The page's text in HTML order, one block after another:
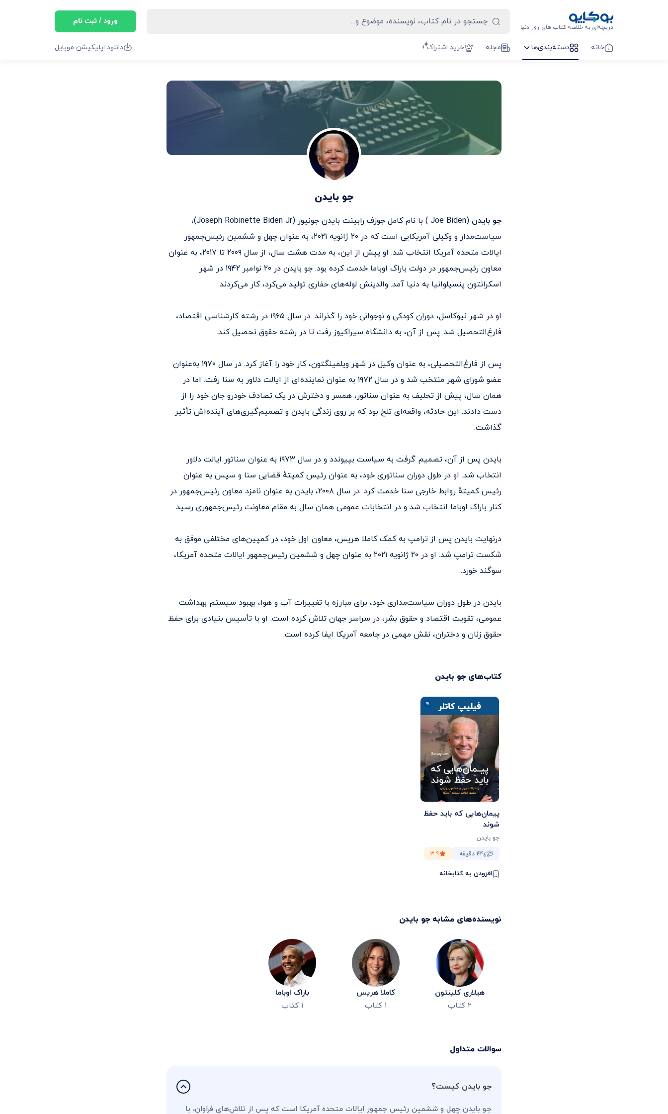
دریچه‌ای به خلاصه کتاب های روز دنیا
ورود / ثبت نام
خانه دسته‌بندی‌ها مجله خرید اشتراک دانلود اپلیکیشن موبایل
جو بایدن
جو بایدن
(Joe Biden ) با نام کامل جوزف رابینت بایدن جونیور (Joseph Robinette Biden Jr)،
سیاست‌مدار و وکیلی آمریکایی است که در ۲۰ ژانویه ۲۰۲۱، به عنوان چهل و ششمین رئیس‌جمهور
ایالات متحده آمریکا انتخاب شد. او پیش از این، به مدت هشت سال، از سال ۲۰۰۹ تا ۲۰۱۷، به عنوان
معاون رئیس‌جمهور در دولت باراک اوباما خدمت کرده بود. جو بایدن در ۲۰ نوامبر ۱۹۴۲ در شهر
اسکرانتون پنسیلوانیا به دنیا آمد. والدینش لوله‌های حفاری تولید می‌کرد، کار می‌کردند.
او در شهر نیوکاسل، دوران کودکی و نوجوانی خود را گذراند. در سال ۱۹۶۵ در رشته کارشناسی اقتصاد،
فارغ‌التحصیل شد. پس از آن، به دانشگاه سیراکیوز رفت تا در رشته حقوق تحصیل کند.
پس از فارغ‌التحصیلی، به عنوان وکیل در شهر ویلمینگتون، کار خود را آغاز کرد. در سال ۱۹۷۰ به‌عنوان
عضو شورای شهر منتخب شد و در سال ۱۹۷۲ به عنوان نماینده‌ای از ایالت دلاور به سنا رفت. اما در
همان سال، پیش از تحلیف به عنوان سناتور، همسر و دخترش در یک تصادف خودرو جان خود را از
دست دادند. این حادثه، واقعه‌ای تلخ بود که بر روی زندگی بایدن و تصمیم‌گیری‌های آینده‌اش تأثیر
گذاشت.
بایدن پس از آن، تصمیم گرفت به سیاست بپیوندد و در سال ۱۹۷۳ به عنوان سناتور ایالت دلاور
انتخاب شد. او در طول دوران سناتوری خود، به عنوان رئیس کمیته‌ٔ قضایی سنا و سپس به عنوان
رئیس کمیته‌ٔ روابط خارجی سنا خدمت کرد. در سال ۲۰۰۸، بایدن به عنوان نامزد معاون رئیس‌جمهور در
کنار باراک اوباما انتخاب شد و در انتخابات عمومی همان سال به مقام معاونت رئیس‌جمهوری رسید.
درنهایت بایدن پس از ترامپ به کمک کاملا هریس، معاون اول خود، در کمپین‌های مختلفی موفق به
شکست ترامپ شد. او در ۲۰ ژانویه ۲۰۲۱ به عنوان چهل و ششمین رئیس‌جمهور ایالات متحده آمریکا،
سوگند خورد.
بایدن در طول دوران سیاست‌مداری خود، برای مبارزه با تغییرات آب و هوا، بهبود سیستم بهداشت
عمومی، تقویت اقتصاد و حقوق بشر، در سراسر جهان تلاش کرده است. او با تأسیس بنیادی برای حفظ
حقوق زنان و دختران، نقش مهمی در جامعه‌ آمریکا ایفا کرده است.
کتاب‌های جو بایدن
پیمان‌هایی که باید حفظ
شوند
جو بایدن
۴۴ دقیقه
۳.۹
افزودن به کتابخانه
نویسنده‌های مشابه جو بایدن
هیلاری کلینتون
۲ کتاب
کاملا هریس
۱ کتاب
باراک اوباما
۱ کتاب
سوالات متداول
جو بایدن کیست؟
جو بایدن چهل و ششمین رئیس جمهور ایالات متحده آمریکا است که پس از تلاش‌های فراوان، با